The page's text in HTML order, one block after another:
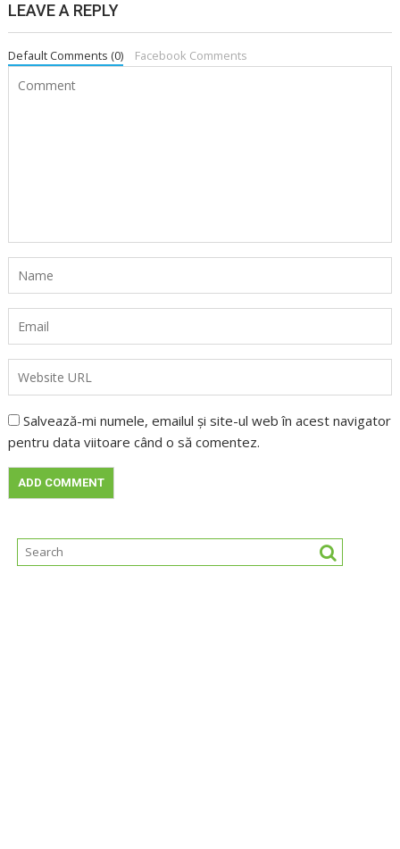
LEAVE A REPLY
Default Comments (0) Facebook Comments
Salvează-mi numele, emailul și site-ul web în acest navigator
pentru data viitoare când o să comentez.